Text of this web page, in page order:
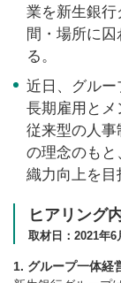
業を新生銀
間・場所に
る。
近日、グルー
長期雇用とメ
従来型の人
の理念のもと
織力向上を目
ヒアリング
取材日：2021年6
1. グループ一体経